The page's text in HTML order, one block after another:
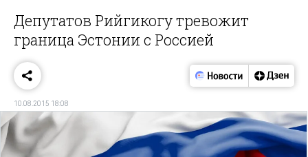
Депутатов Рийгикогу тревожит
граница Эстонии с Россией
10.08.2015 18:08